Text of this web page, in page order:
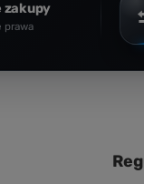
zakupy
prawa